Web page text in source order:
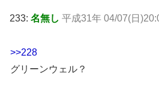
233: 名無し 平成31年 04/07(日
>>228
グリーンウェル？